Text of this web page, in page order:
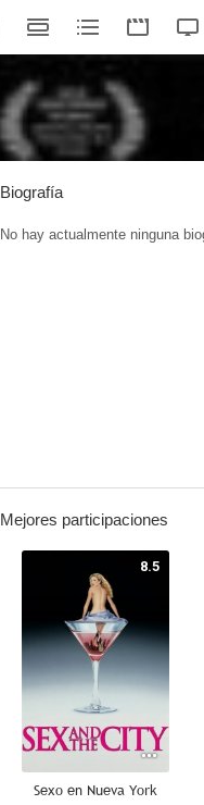
Biografía
No hay actualmente ninguna
Mejores participaciones
8.5
Sexo en Nueva York